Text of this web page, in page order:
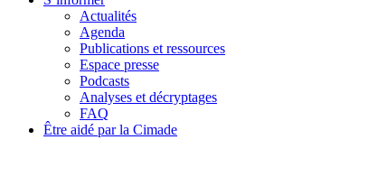
Actualités
Agenda
Publications et ressources
Espace presse
Podcasts
Analyses et décryptages
FAQ
Être aidé par la Cimade